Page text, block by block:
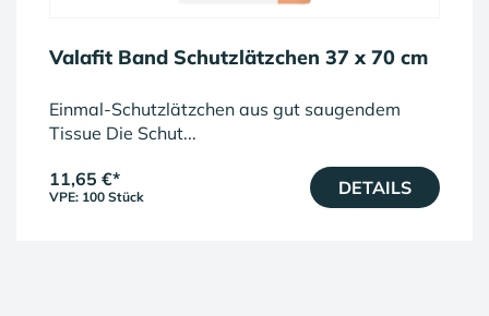
Valafit Band Schutzlätzchen 37 x 70 cm
Einmal-Schutzlätzchen aus gut saugendem
Tissue Die Schut...
11,65 €*
VPE: 100 Stück DETAILS